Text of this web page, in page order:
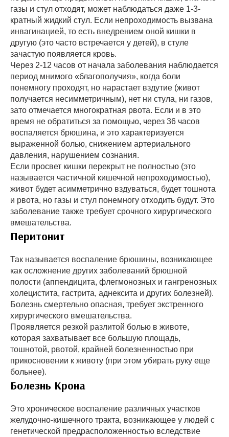
газы и стул отходят, может наблюдаться даже 1-3-
кратный жидкий стул. Если непроходимость вызвана
инвагинацией, то есть внедрением оной кишки в
другую (это часто встречается у детей), в стуле
зачастую появляется кровь.
Через 2-12 часов от начала заболевания наблюдается
период мнимого «благополучия», когда боли
понемногу проходят, но нарастает вздутие (живот
получается несимметричным), нет ни стула, ни газов,
зато отмечается многократная рвота. Если и в это
время не обратиться за помощью, через 36 часов
воспаляется брюшина, и это характеризуется
выраженной болью, снижением артериального
давления, нарушением сознания.
Если просвет кишки перекрыт не полностью (это
называется частичной кишечной непроходимостью),
живот будет асимметрично вздуваться, будет тошнота
и рвота, но газы и стул понемногу отходить будут. Это
заболевание также требует срочного хирургического
вмешательства.
Перитонит
Так называется воспаление брюшины, возникающее
как осложнение других заболеваний брюшной
полости (аппендицита, флегмонозных и гангренозных
холецистита, гастрита, аднексита и других болезней).
Болезнь смертельно опасная, требует экстренного
хирургического вмешательства.
Проявляется резкой разлитой болью в животе,
которая захватывает все большую площадь,
тошнотой, рвотой, крайней болезненностью при
прикосновении к животу (при этом убирать руку еще
больнее).
Болезнь Крона
Это хроническое воспаление различных участков
желудочно-кишечного тракта, возникающее у людей с
генетической предрасположенностью вследствие